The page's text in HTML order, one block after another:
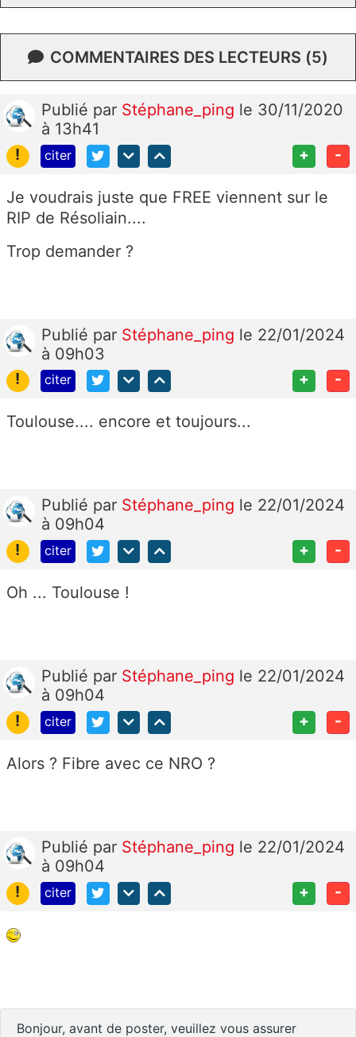
COMMENTAIRES DES LECTEURS (5)
Publié par Stéphane_ping le 30/11/2020
à 13h41
!
citer + -
Je voudrais juste que FREE viennent sur le
RIP de Résoliain....
Trop demander ?
Publié par Stéphane_ping le 22/01/2024
à 09h03
!
citer + -
Toulouse.... encore et toujours...
Publié par Stéphane_ping le 22/01/2024
à 09h04
!
citer + -
Oh ... Toulouse !
Publié par Stéphane_ping le 22/01/2024
à 09h04
!
citer + -
Alors ? Fibre avec ce NRO ?
Publié par Stéphane_ping le 22/01/2024
à 09h04
!
citer + -
Bonjour, avant de poster, veuillez vous assurer